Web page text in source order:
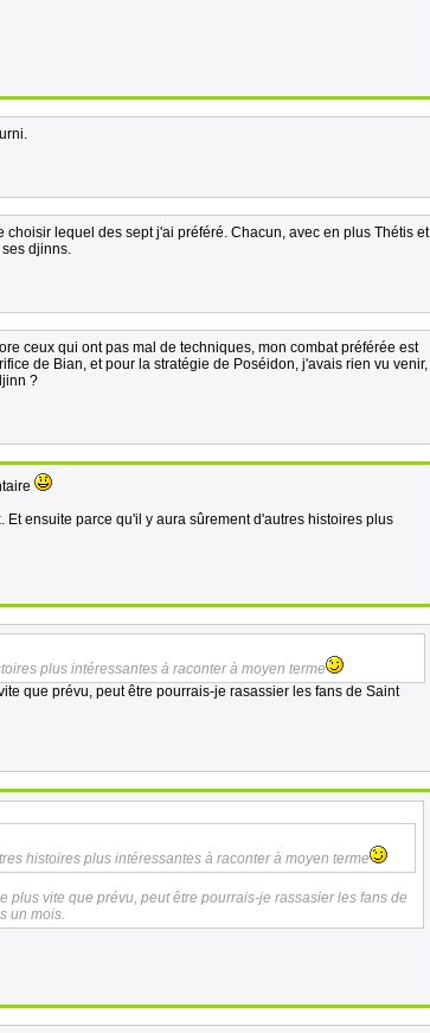
lequel des sept j'ai préféré. Chacun, avec en plus Thétis et
djinns.
ceux qui ont pas mal de techniques, mon combat préférée est
de Bian, et pour la stratégie de Poséidon, j'avais rien vu venir,
?
ensuite parce qu'il y aura sûrement d'autres histoires plus
plus intéressantes à raconter à moyen terme
que prévu, peut être pourrais-je rasassier les fans de Saint
histoires plus intéressantes à raconter à moyen terme
plus vite que prévu, peut être pourrais-je rassasier les fans de
un mois.